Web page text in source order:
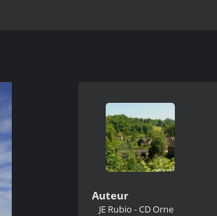
Auteur
JE Rubio - CD Orne